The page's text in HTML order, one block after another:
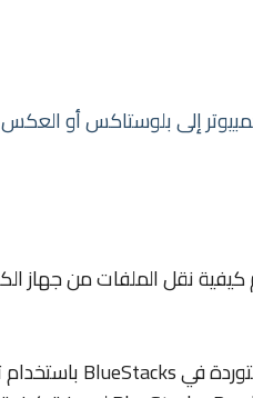
إلى بلوستاكس أو العكس